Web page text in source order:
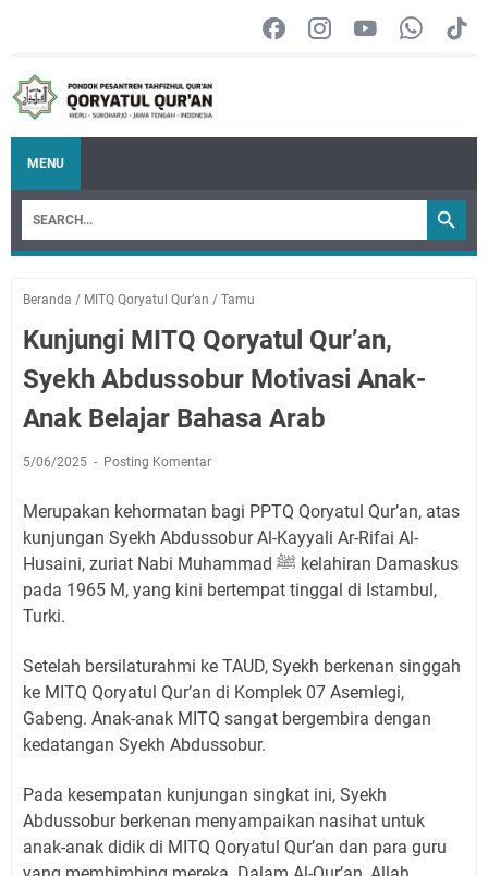
MENU
Beranda / MITQ Qoryatul Qur’an / Tamu
Kunjungi MITQ Qoryatul Qur’an,
Syekh Abdussobur Motivasi Anak-
Anak Belajar Bahasa Arab
5/06/2025 Posting Komentar
Merupakan kehormatan bagi PPTQ Qoryatul Qur’an, atas
kunjungan Syekh Abdussobur Al-Kayyali Ar-Rifai Al-
Husaini, zuriat Nabi Muhammad ﷺ kelahiran Damaskus
pada 1965 M, yang kini bertempat tinggal di Istambul,
Turki.
Setelah bersilaturahmi ke TAUD, Syekh berkenan singgah
ke MITQ Qoryatul Qur’an di Komplek 07 Asemlegi,
Gabeng. Anak-anak MITQ sangat bergembira dengan
kedatangan Syekh Abdussobur.
Pada kesempatan kunjungan singkat ini, Syekh
Abdussobur berkenan menyampaikan nasihat untuk
anak-anak didik di MITQ Qoryatul Qur’an dan para guru